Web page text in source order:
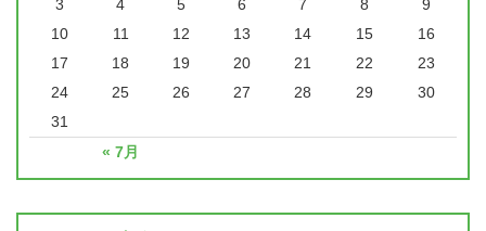
« 7月
3 4 5 6 7 8
9
10
11 12 13 14 15
16
17
18 19 20 21 22
23
24
25 26 27 28 29
30
31